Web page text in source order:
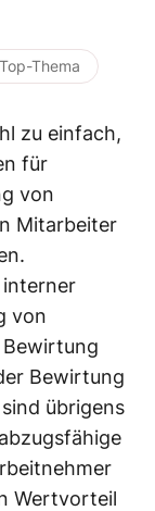
Top-Thema
zu einfach,
für
von
Mitarbeiter
interner
von
Bewirtung
übrigens
Wertvorteil